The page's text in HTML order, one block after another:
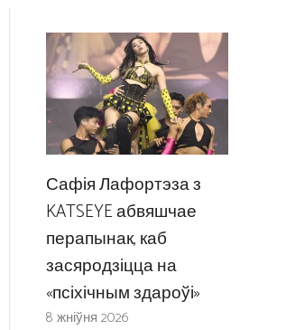
Сафія Лафортэза з
KATSEYE абвяшчае
перапынак, каб
засяродзіцца на
«псіхічным здароўі»
8 жніўня 2026